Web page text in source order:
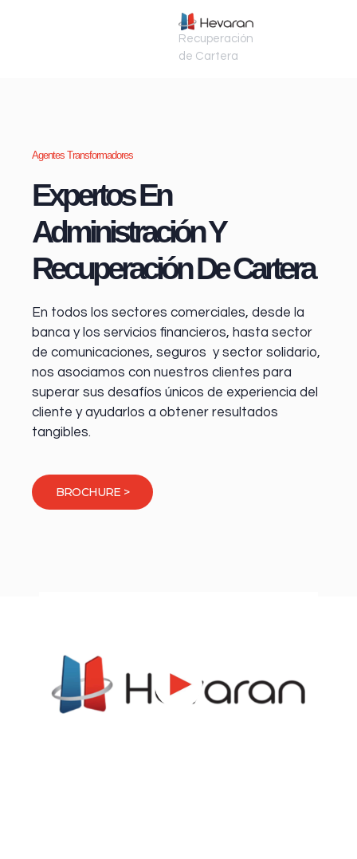
Recuperación
de Cartera
Agentes Transformadores
Expertos En
Administración Y
Recuperación De Cartera
En todos los sectores comerciales, desde la
banca y los servicios financieros, hasta sector
de comunicaciones, seguros y sector solidario,
nos asociamos con nuestros clientes para
superar sus desafíos únicos de experiencia del
cliente y ayudarlos a obtener resultados
tangibles.
BROCHURE >